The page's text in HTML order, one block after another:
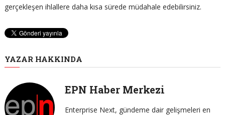
gerçekleşen ihlallere daha kısa sürede müdahale edebilirsiniz.
YAZAR HAKKINDA
EPN Haber Merkezi
Enterprise Next, gündeme dair gelişmeleri en